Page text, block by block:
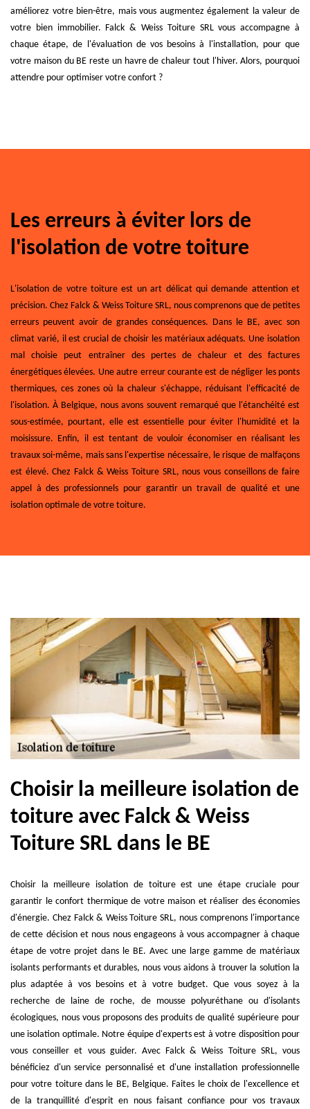
améliorez votre bien-être, mais vous augmentez également la valeur de
votre bien immobilier. Falck & Weiss Toiture SRL vous accompagne à
chaque étape, de l'évaluation de vos besoins à l'installation, pour que
votre maison du BE reste un havre de chaleur tout l'hiver. Alors, pourquoi
attendre pour optimiser votre confort ?
Les erreurs à éviter lors de
l'isolation de votre toiture
L'isolation de votre toiture est un art délicat qui demande attention et
précision. Chez Falck & Weiss Toiture SRL, nous comprenons que de petites
erreurs peuvent avoir de grandes conséquences. Dans le BE, avec son
climat varié, il est crucial de choisir les matériaux adéquats. Une isolation
mal choisie peut entraîner des pertes de chaleur et des factures
énergétiques élevées. Une autre erreur courante est de négliger les ponts
thermiques, ces zones où la chaleur s'échappe, réduisant l'efficacité de
l'isolation. À Belgique, nous avons souvent remarqué que l'étanchéité est
sous-estimée, pourtant, elle est essentielle pour éviter l'humidité et la
moisissure. Enfin, il est tentant de vouloir économiser en réalisant les
travaux soi-même, mais sans l'expertise nécessaire, le risque de malfaçons
est élevé. Chez Falck & Weiss Toiture SRL, nous vous conseillons de faire
appel à des professionnels pour garantir un travail de qualité et une
isolation optimale de votre toiture.
Choisir la meilleure isolation de
toiture avec Falck & Weiss
Toiture SRL dans le BE
Choisir la meilleure isolation de toiture est une étape cruciale pour
garantir le confort thermique de votre maison et réaliser des économies
d'énergie. Chez Falck & Weiss Toiture SRL, nous comprenons l'importance
de cette décision et nous nous engageons à vous accompagner à chaque
étape de votre projet dans le BE. Avec une large gamme de matériaux
isolants performants et durables, nous vous aidons à trouver la solution la
plus adaptée à vos besoins et à votre budget. Que vous soyez à la
recherche de laine de roche, de mousse polyuréthane ou d'isolants
écologiques, nous vous proposons des produits de qualité supérieure pour
une isolation optimale. Notre équipe d'experts est à votre disposition pour
vous conseiller et vous guider. Avec Falck & Weiss Toiture SRL, vous
bénéficiez d'un service personnalisé et d'une installation professionnelle
pour votre toiture dans le BE, Belgique. Faites le choix de l'excellence et
de la tranquillité d'esprit en nous faisant confiance pour vos travaux